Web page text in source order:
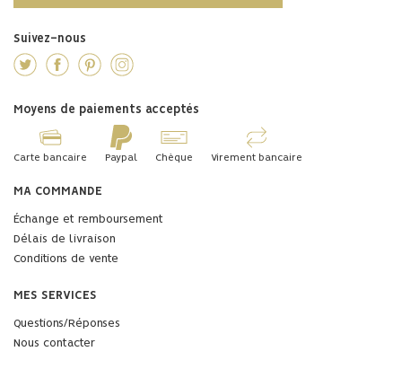
Suivez-nous
Moyens de paiements acceptés
Carte bancaire Paypal Chèque Virement bancaire
MA COMMANDE
Échange et remboursement
Délais de livraison
Conditions de vente
MES SERVICES
Questions/Réponses
Nous contacter